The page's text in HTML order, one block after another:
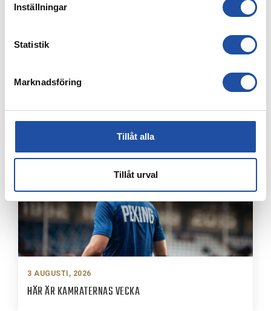
Inställningar
Statistik
Marknadsföring
Tillåt alla
Tillåt urval
3 AUGUSTI, 2026
3 AUGUSTI, 2026
HÄR ÄR KAMRATERNAS VECKA